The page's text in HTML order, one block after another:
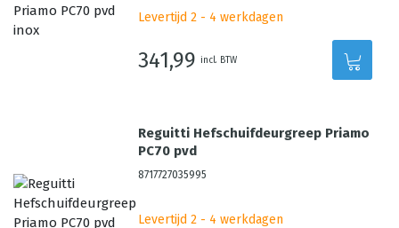
Levertijd 2 - 4 werkdagen
341,99 incl. BTW
Reguitti Hefschuifdeurgreep Priamo
PC70 pvd
8717727035995
Levertijd 2 - 4 werkdagen